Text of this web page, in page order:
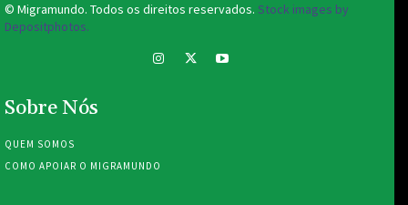
© Migramundo. Todos os direitos reservados. Stock images by
Depositphotos.
Sobre Nós
QUEM SOMOS
COMO APOIAR O MIGRAMUNDO